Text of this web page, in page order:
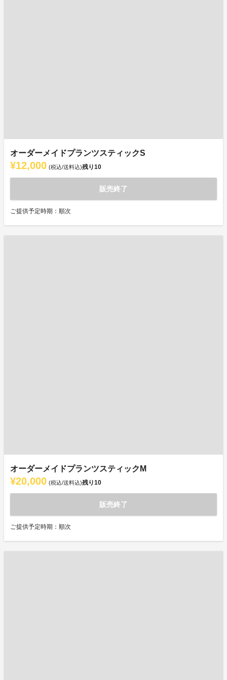
オーダーメイドプランツスティックS
¥12,000 (税込/送料込)残り10
販売終了
ご提供予定時期：順次
オーダーメイドプランツスティックM
¥20,000 (税込/送料込)残り10
販売終了
ご提供予定時期：順次